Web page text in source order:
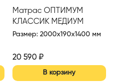
Матрас ОПТИМУМ
КЛАССИК МЕДИУМ
(OPTIMUM CLASSIC
(Сер.)
Размер: 2000x190x1400 мм
20 590₽
В корзину